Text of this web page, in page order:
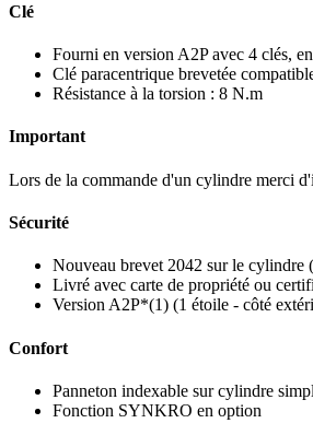
Clé
Fourni en version A2P avec 4 clés,
Clé paracentrique brevetée
Résistance à la torsion : 8 N.m
Important
Lors de la commande d'un cylindre merci
Sécurité
Nouveau brevet 2042 sur le cylindre
Livré avec carte de propriété ou
Version A2P*(1) (1 étoile - côté
Confort
Panneton indexable sur cylindre
Fonction SYNKRO en option